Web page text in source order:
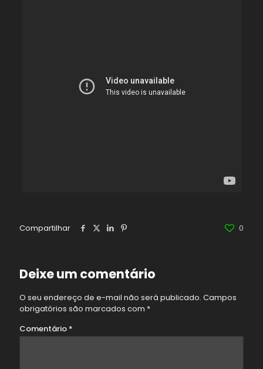
Compartilhar 0
Deixe um comentário
O seu endereço de e-mail não será publicado. Campos
obrigatórios são marcados com *
Comentário *